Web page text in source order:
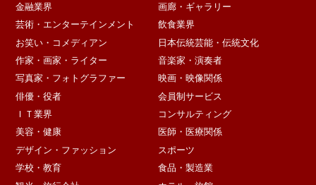
金融業界
画廊・ギャラリー
芸術・エンターテインメント
飲食業界
お笑い・コメディアン
日本伝統芸能・伝統文化
作家・画家・ライター
音楽家・演奏者
写真家・フォトグラファー
映画・映像関係
俳優・役者
会員制サービス
ＩＴ業界
コンサルティング
美容・健康
医師・医療関係
デザイン・ファッション
スポーツ
学校・教育
食品・製造業